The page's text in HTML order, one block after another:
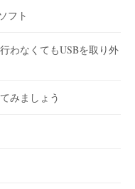
フト
わなくてもUSBを取り外
みましょう